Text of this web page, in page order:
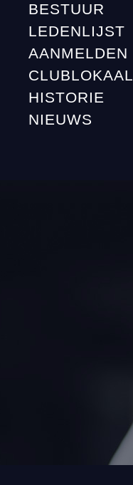
BESTUUR
LEDENLIJST
AANMELDEN
CLUBLOKAAL
HISTORIE
NIEUWS